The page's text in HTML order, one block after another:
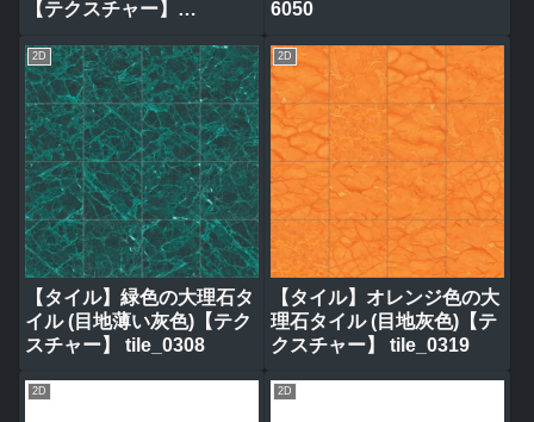
【テクスチャー】
6050
2D
【タイル】緑色の大理石タ
イル (目地薄い灰色)【テク
スチャー】 tile_0308
2D
【タイル】オレンジ色の大
理石タイル (目地灰色)【テ
クスチャー】 tile_0319
2D 2D